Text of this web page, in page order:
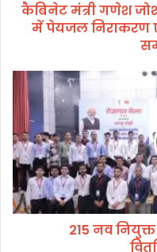
जो
कि
वि
धा
न
स
भा
कैबिनेट मंत्री गणेश
में पेयजल निराकरण
2
व
नि
यु
क्त
यु
215 नव